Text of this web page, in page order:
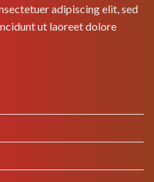
adipiscing elit, sed
ut laoreet dolore